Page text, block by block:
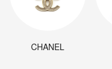
CHANEL